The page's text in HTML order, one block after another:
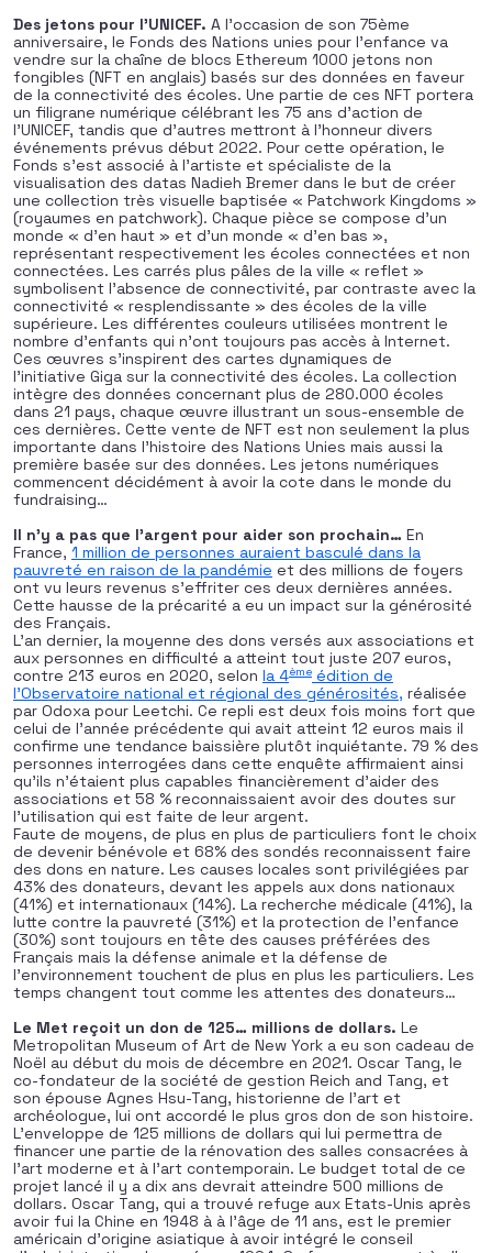
Des jetons pour l’UNICEF. A l’occasion de son 75ème
anniversaire, le Fonds des Nations unies pour l’enfance va
vendre sur la chaîne de blocs Ethereum 1000 jetons non
fongibles (NFT en anglais) basés sur des données en faveur
de la connectivité des écoles. Une partie de ces NFT portera
un filigrane numérique célébrant les 75 ans d’action de
l’UNICEF, tandis que d’autres mettront à l’honneur divers
événements prévus début 2022. Pour cette opération, le
Fonds s’est associé à l’artiste et spécialiste de la
visualisation des datas Nadieh Bremer dans le but de créer
une collection très visuelle baptisée « Patchwork Kingdoms »
(royaumes en patchwork). Chaque pièce se compose d’un
monde « d’en haut » et d’un monde « d’en bas »,
représentant respectivement les écoles connectées et non
connectées. Les carrés plus pâles de la ville « reflet »
symbolisent l’absence de connectivité, par contraste avec la
connectivité « resplendissante » des écoles de la ville
supérieure. Les différentes couleurs utilisées montrent le
nombre d’enfants qui n’ont toujours pas accès à Internet.
Ces œuvres s’inspirent des cartes dynamiques de
l’initiative Giga sur la connectivité des écoles. La collection
intègre des données concernant plus de 280.000 écoles
dans 21 pays, chaque œuvre illustrant un sous-ensemble de
ces dernières. Cette vente de NFT est non seulement la plus
importante dans l’histoire des Nations Unies mais aussi la
première basée sur des données. Les jetons numériques
commencent décidément à avoir la cote dans le monde du
fundraising…
Il n’y a pas que l’argent pour aider son prochain… En
France, 1 million de personnes auraient basculé dans la
pauvreté en raison de la pandémie et des millions de foyers
ont vu leurs revenus s’effriter ces deux dernières années.
Cette hausse de la précarité a eu un impact sur la générosité
des Français.
L’an dernier, la moyenne des dons versés aux associations et
aux personnes en difficulté a atteint tout juste 207 euros,
contre 213 euros en 2020, selon la 4ème édition de
l’Observatoire national et régional des générosités, réalisée
par Odoxa pour Leetchi. Ce repli est deux fois moins fort que
celui de l’année précédente qui avait atteint 12 euros mais il
confirme une tendance baissière plutôt inquiétante. 79 % des
personnes interrogées dans cette enquête affirmaient ainsi
qu’ils n’étaient plus capables financièrement d’aider des
associations et 58 % reconnaissaient avoir des doutes sur
l’utilisation qui est faite de leur argent.
Faute de moyens, de plus en plus de particuliers font le choix
de devenir bénévole et 68% des sondés reconnaissent faire
des dons en nature. Les causes locales sont privilégiées par
43% des donateurs, devant les appels aux dons nationaux
(41%) et internationaux (14%). La recherche médicale (41%), la
lutte contre la pauvreté (31%) et la protection de l’enfance
(30%) sont toujours en tête des causes préférées des
Français mais la défense animale et la défense de
l’environnement touchent de plus en plus les particuliers. Les
temps changent tout comme les attentes des donateurs…
Le Met reçoit un don de 125… millions de dollars. Le
Metropolitan Museum of Art de New York a eu son cadeau de
Noël au début du mois de décembre en 2021. Oscar Tang, le
co-fondateur de la société de gestion Reich and Tang, et
son épouse Agnes Hsu-Tang, historienne de l’art et
archéologue, lui ont accordé le plus gros don de son histoire.
L’enveloppe de 125 millions de dollars qui lui permettra de
financer une partie de la rénovation des salles consacrées à
l’art moderne et à l’art contemporain. Le budget total de ce
projet lancé il y a dix ans devrait atteindre 500 millions de
dollars. Oscar Tang, qui a trouvé refuge aux Etats-Unis après
avoir fui la Chine en 1948 à à l’âge de 11 ans, est le premier
américain d’origine asiatique à avoir intégré le conseil